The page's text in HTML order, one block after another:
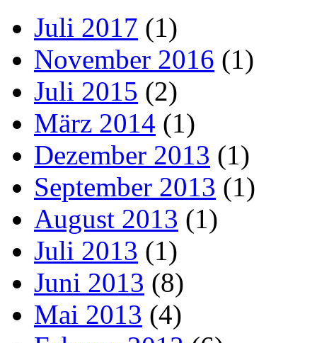
Juli 2017 (1)
November 2016 (1)
Juli 2015 (2)
März 2014 (1)
Dezember 2013 (1)
September 2013 (1)
August 2013 (1)
Juli 2013 (1)
Juni 2013 (8)
Mai 2013 (4)